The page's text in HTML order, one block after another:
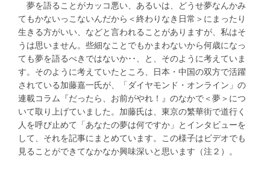
夢を語ることがカッコ悪い、あるいは、どうせ夢なんかみ
てもかないっこないんだから＜終わりなき日常＞にまったり
生きる方がいい、などと言われることがありますが、私はそ
うは思いません。些細なことでもかまわないから何歳になっ
ても夢を語るべきではないか･･、と、そのように考えていま
す。そのように考えていたところ、日本・中国の双方で活躍
されている加藤嘉一氏が、「ダイヤモンド・オンライン」の
連載コラム『だったら、お前がやれ！』のなかで＜夢＞につ
いて取り上げていました。加藤氏は、東京の繁華街で道行く
人を呼び止めて「あなたの夢は何ですか」とインタビューを
して、それを記事にまとめています。この様子はビデオでも
見ることができてなかなか興味深いと思います（注２）。